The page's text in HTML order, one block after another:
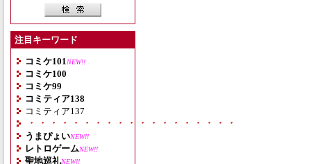
注目キーワード
コミケ101 NEW!!
コミケ100
コミケ99
コミティア138
コミティア137
・・・・・・・・・・・・・・・・・・・
うまぴょいNEW!!
レトロゲームNEW!!
聖地巡礼NEW!!